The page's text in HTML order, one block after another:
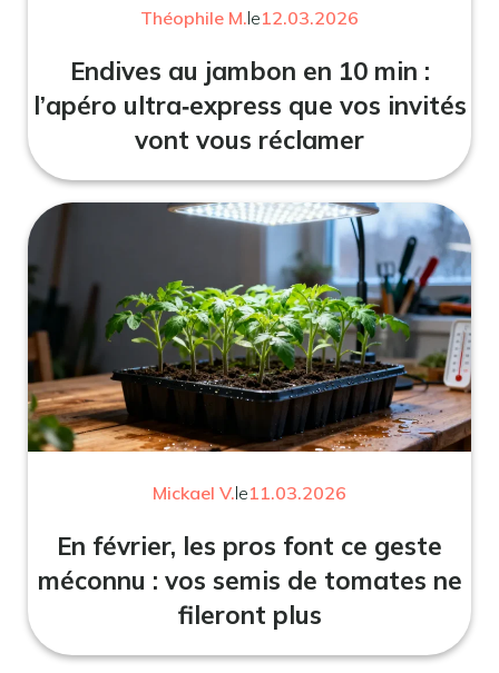
Théophile M.le12.03.2026
Endives au jambon en 10 min :
l’apéro ultra‑express que vos invités
vont vous réclamer
Mickael V.le11.03.2026
En février, les pros font ce geste
méconnu : vos semis de tomates ne
fileront plus